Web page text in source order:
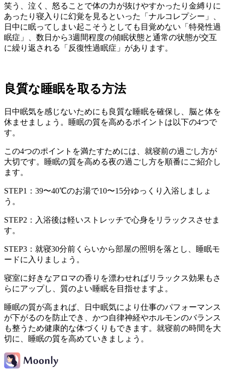
笑う、泣く、怒ることで体の力が抜けやすかったり金縛りに
あったり寝入りに幻覚を見るといった「ナルコレプシー」、
日中に眠ってしまい起こそうとしても目覚めない「特発性過
眠症」、数日から3週間程度の傾眠状態と通常の状態が交互
に繰り返される「反復性過眠症」があります。
良質な睡眠を取る方法
日中眠気を感じないためにも良質な睡眠を確保し、脳と体を
休ませましょう。睡眠の質を高めるポイントは以下の4つで
す。
この4つのポイントを満たすためには、就寝前の過ごし方が
大切です。睡眠の質を高める夜の過ごし方を順番にご紹介し
ます。
STEP1：39〜40℃のお湯で10〜15分ゆっくり入浴しましょ
う。
STEP2：入浴後は軽いストレッチで心身をリラックスさせま
す。
STEP3：就寝30分前くらいから部屋の照明を落とし、睡眠モ
ードに入りましょう。
寝室に好きなアロマの香りを漂わせればリラックス効果もさ
らにアップし、質のよい睡眠を目指せますよ。
睡眠の質が高まれば、日中眠気により仕事のパフォーマンス
が下がるのを防止でき、かつ自律神経やホルモンのバランス
も整うため健康的な体づくりもできます。就寝前の時間を大
切に、睡眠の質を高めていきましょう。